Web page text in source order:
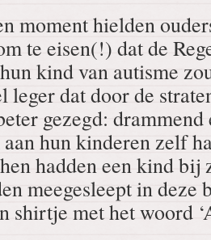
moment hielden
te eisen(!) dat de
kind van autisme
leger dat door de
gezegd:
hun kinderen zelf
hadden een kind
meegesleept in deze
shirtje met het woord